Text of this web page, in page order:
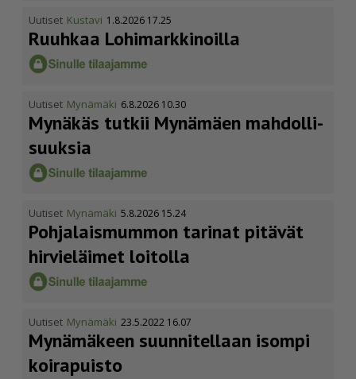
Uutiset Kustavi 1.8.2026 17.25
Ruuhkaa Lohimark­ki­noilla
Uutiset Mynämäki 6.8.2026 10.30
Mynäkäs tutkii Mynämäen mahdol­li­
suuksia
Uutiset Mynämäki 5.8.2026 15.24
Pohja­lais­mummon tarinat pitävät
hirvieläimet loitolla
Uutiset Mynämäki 23.5.2022 16.07
Mynämäkeen suunnitellaan isompi
koirapuisto